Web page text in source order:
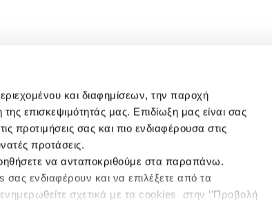
και διαφημίσεων, την παροχή
επισκεψιμότητάς μας. Επιδίωξη μας είναι σας
προτιμήσεις σας και πιο ενδιαφέρουσα στις
προτάσεις.
να ανταποκριθούμε στα παραπάνω.
σας ενδιαφέρουν και να επιλέξετε από τα
ενημερωθείτε σχετικά με τα cookies στην ‘’Προβολή